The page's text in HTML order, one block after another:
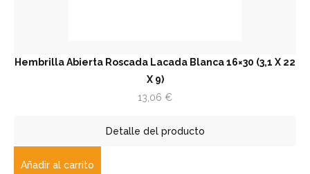
Hembrilla Abierta Roscada Lacada Blanca 16×30 (3,1 X 22
X 9)
13,06 €
Detalle del producto
Añadir al carrito